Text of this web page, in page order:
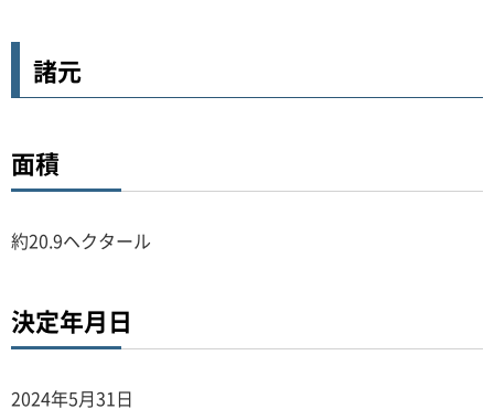
諸元
面積
約20.9ヘクタール
決定年月日
2024年5月31日